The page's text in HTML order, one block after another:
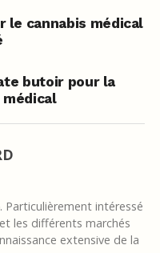
le cannabis médical
butoir pour la
médical
Particulièrement intéressé
les différents marchés
extensive de la